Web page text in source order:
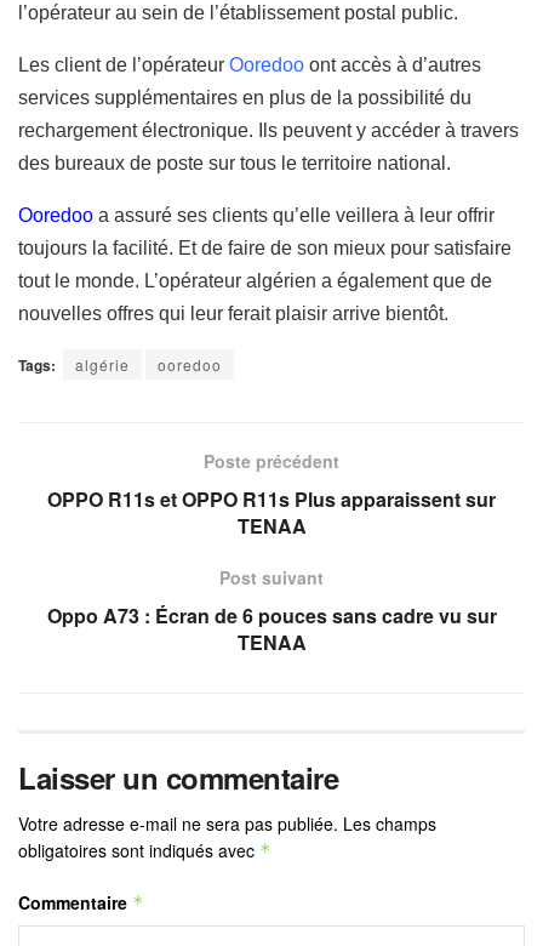
l’opérateur au sein de l’établissement postal public.
Les client de l’opérateur Ooredoo ont accès à d’autres
services supplémentaires en plus de la possibilité du
rechargement électronique. Ils peuvent y accéder à travers
des bureaux de poste sur tous le territoire national.
Ooredoo a assuré ses clients qu’elle veillera à leur offrir
toujours la facilité. Et de faire de son mieux pour satisfaire
tout le monde. L’opérateur algérien a également que de
nouvelles offres qui leur ferait plaisir arrive bientôt.
Tags: algérie ooredoo
Poste précédent
OPPO R11s et OPPO R11s Plus apparaissent sur
TENAA
Post suivant
Oppo A73 : Écran de 6 pouces sans cadre vu sur
TENAA
Laisser un commentaire
Votre adresse e-mail ne sera pas publiée. Les champs
obligatoires sont indiqués avec *
Commentaire *